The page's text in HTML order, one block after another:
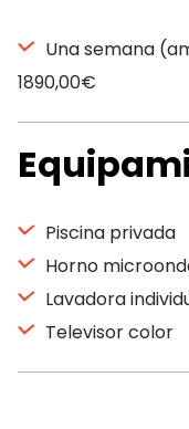
Una semana
1890,00€
Piscina privada
Horno
Lavadora
Televisor color